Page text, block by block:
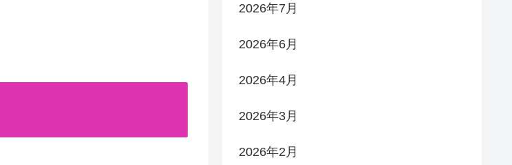
2026年7月
2026年6月
2026年4月
2026年3月
2026年2月